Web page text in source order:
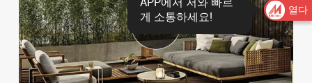
열다
게 소통하세요!